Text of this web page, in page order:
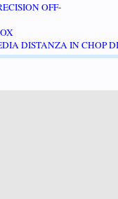
OFF-
DISTANZA IN CHOP